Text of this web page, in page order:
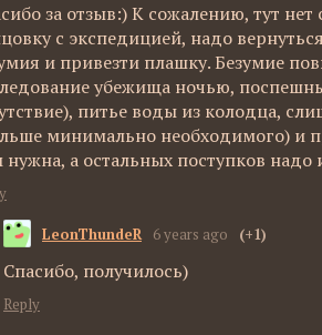
за отзыв:) К сожалению, тут
с экспедицией, надо
и привезти плашку. Безумие
убежища ночью,
питье воды из колодца,
минимально необходимого) и
нужна, а остальных поступков надо
LeonThundeR 6 years ago (+1)
Спасибо, получилось)
Reply